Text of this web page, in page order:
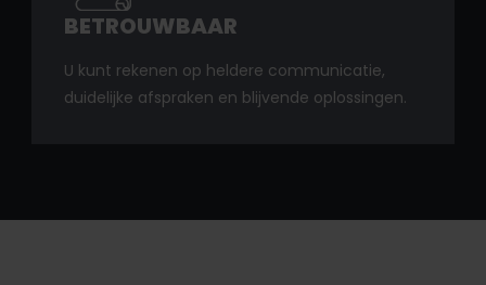
BETROUWBAAR
U kunt rekenen op heldere communicatie,
duidelijke afspraken en blijvende oplossingen.